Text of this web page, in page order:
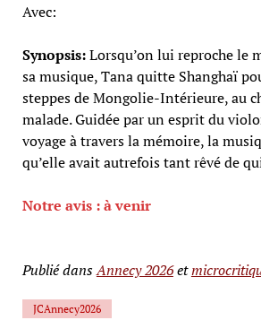
Avec:
Synopsis:Lorsqu’on lui reproche le
sa musique, Tana quitte Shanghaï
steppes de Mongolie-Intérieure, au
malade. Guidée par un esprit du
voyage à travers la mémoire, la
qu’elle avait autrefois tant rêvé de
Notre avis : à venir
Publié dansAnnecy 2026et
JCAnnecy2026